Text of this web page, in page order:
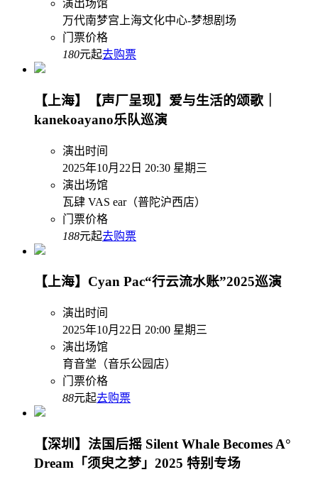
演出场馆
万代南梦宫上海文化中心-梦想剧场
门票价格
180元起去购票
【上海】【声厂呈现】爱与生活的颂歌｜
kanekoayano乐队巡演
演出时间
2025年10月22日 20:30 星期三
演出场馆
瓦肆 VAS ear（普陀沪西店）
门票价格
188元起去购票
【上海】Cyan Pac“行云流水账”2025巡演
演出时间
2025年10月22日 20:00 星期三
演出场馆
育音堂（音乐公园店）
门票价格
88元起去购票
【深圳】法国后摇 Silent Whale Becomes A°
Dream「须臾之梦」2025 特别专场